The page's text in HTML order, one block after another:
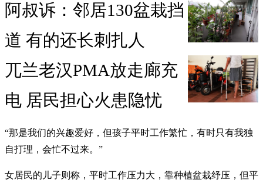
阿叔诉：邻居130盆栽挡
道 有的还长刺扎人
兀兰老汉PMA放走廊充
电 居民担心火患隐忧
“那是我们的兴趣爱好，但孩子平时工作繁忙，有时只有我独
自打理，会忙不过来。”
女居民的儿子则称，平时工作压力大，靠种植盆栽纾压，但平